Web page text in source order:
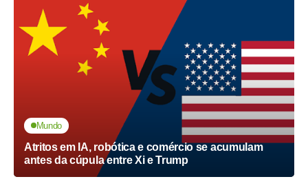
Mundo
Atritos em IA, robótica e comércio se acumulam
antes da cúpula entre Xi e Trump